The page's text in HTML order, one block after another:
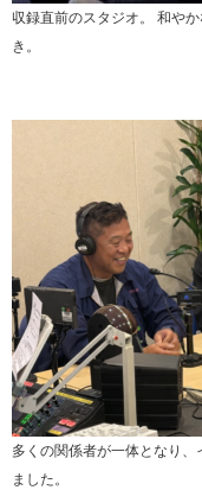
収録直前のスタジオ。 和や
き。
多くの関係者が一体となり
ました。